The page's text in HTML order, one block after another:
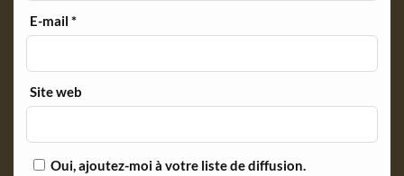
E-mail*
Site web
Oui, ajoutez-moi à votre liste de diffusion.